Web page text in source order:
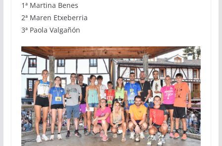
1ª Martina Benes
2ª Maren Etxeberria
3ª Paola Valgañón